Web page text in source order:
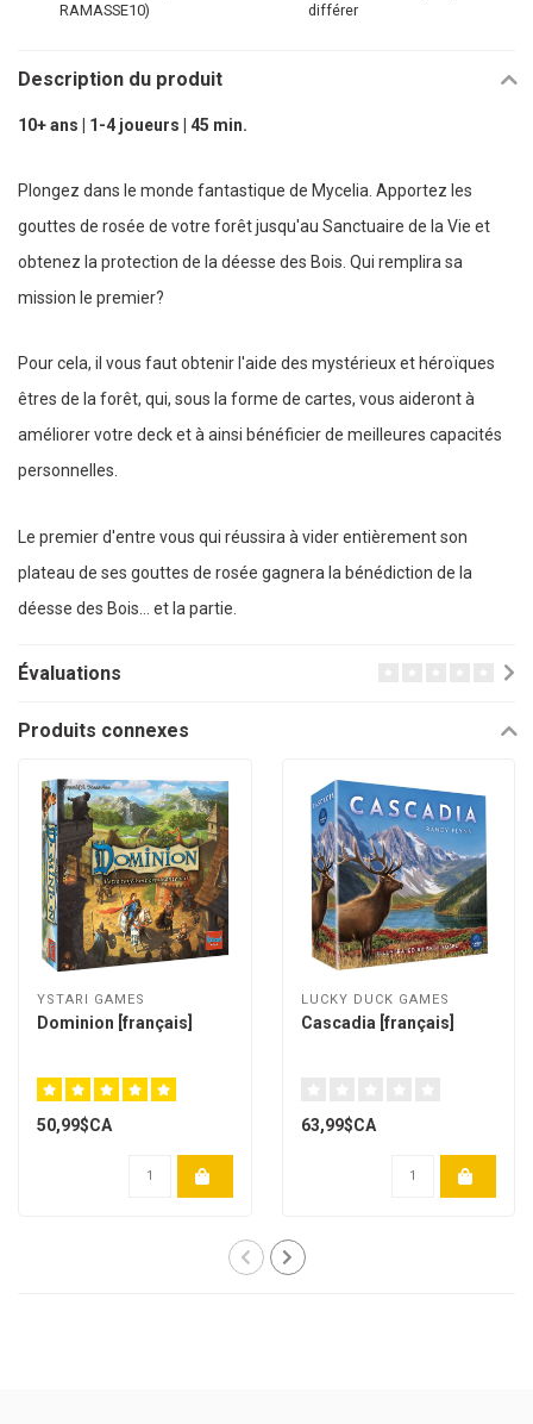
RAMASSE10)
différer
Description du produit
10+ ans | 1-4 joueurs | 45 min.
Plongez dans le monde fantastique de Mycelia. Apportez les
gouttes de rosée de votre forêt jusqu'au Sanctuaire de la Vie et
obtenez la protection de la déesse des Bois. Qui remplira sa
mission le premier?
Pour cela, il vous faut obtenir l'aide des mystérieux et héroïques
êtres de la forêt, qui, sous la forme de cartes, vous aideront à
améliorer votre deck et à ainsi bénéficier de meilleures capacités
personnelles.
Le premier d'entre vous qui réussira à vider entièrement son
plateau de ses gouttes de rosée gagnera la bénédiction de la
déesse des Bois… et la partie.
Évaluations
Produits connexes
YSTARI GAMES
Dominion [français]
50,99$CA
LUCKY DUCK GAMES
Cascadia [français]
63,99$CA